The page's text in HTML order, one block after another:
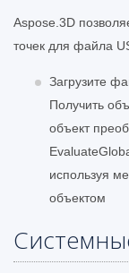
Aspose.3D
точек для файла
Загрузите
Получить
объект
используя
объектом